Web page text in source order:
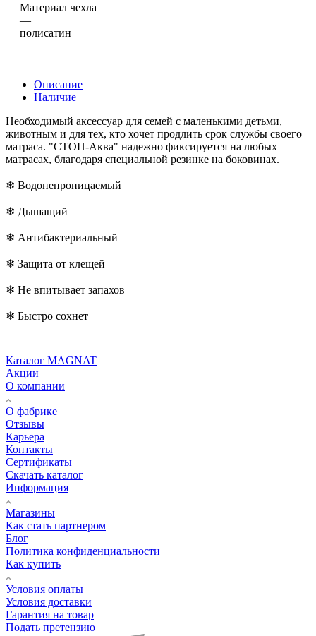
Материал чехла
—
полисатин
Описание
Наличие
Необходимый аксессуар для семей с маленькими детьми,
животным и для тех, кто хочет продлить срок службы своего
матраса. "СТОП-Аква" надежно фиксируется на любых
матрасах, благодаря специальной резинке на боковинах.
❄ Водонепроницаемый
❄ Дышащий
❄ Антибактериальный
❄ Защита от клещей
❄ Не впитывает запахов
❄ Быстро сохнет
Каталог MAGNAT
Акции
О компании
О фабрике
Отзывы
Карьера
Контакты
Сертификаты
Скачать каталог
Информация
Магазины
Как стать партнером
Блог
Политика конфиденциальности
Как купить
Условия оплаты
Условия доставки
Гарантия на товар
Подать претензию